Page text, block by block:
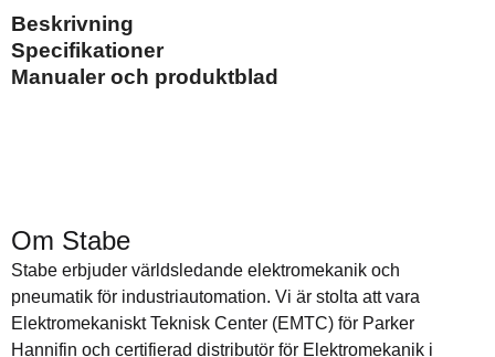
Beskrivning
Specifikationer
Manualer och produktblad
Om Stabe
Stabe erbjuder världsledande elektromekanik och
pneumatik för industriautomation. Vi är stolta att vara
Elektromekaniskt Teknisk Center (EMTC) för Parker
Hannifin och certifierad distributör för Elektromekanik i